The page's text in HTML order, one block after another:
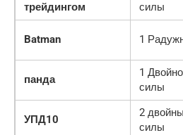
трейдингом
силы
Batman 1
панда
1
силы
УПД10
2
силы